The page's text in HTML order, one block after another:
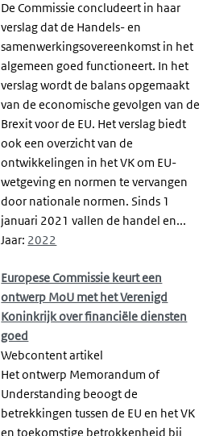
De Commissie concludeert in haar
verslag dat de Handels- en
samenwerkingsovereenkomst in het
algemeen goed functioneert. In het
verslag wordt de balans opgemaakt
van de economische gevolgen van de
Brexit voor de EU. Het verslag biedt
ook een overzicht van de
ontwikkelingen in het VK om EU-
wetgeving en normen te vervangen
door nationale normen. Sinds 1
januari 2021 vallen de handel en...
Jaar: 2022
Europese Commissie keurt een
ontwerp MoU met het Verenigd
Koninkrijk over financiële diensten
goed
Webcontent artikel
Het ontwerp Memorandum of
Understanding beoogt de
betrekkingen tussen de EU en het VK
en toekomstige betrokkenheid bij